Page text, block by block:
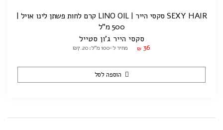
SEXY HAIR סקסי הייר | LINO OIL קרם לחות פשתן לינו אויל |
500 מ"ל
סקסי הייר ג'ון סטייל
₪ 36 מחיר ל-100 מ"ל: ₪7.20
הוספה לסל